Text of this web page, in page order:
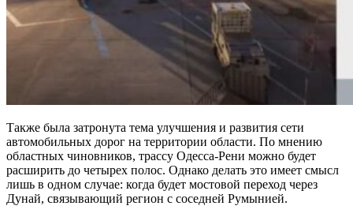
Также была затронута тема улучшения и развития сети
автомобильных дорог на территории области. По мнению
областных чиновников, трассу Одесса-Рени можно будет
расширить до четырех полос. Однако делать это имеет смысл
лишь в одном случае: когда будет мостовой переход через
Дунай, связывающий регион с соседней Румынией.